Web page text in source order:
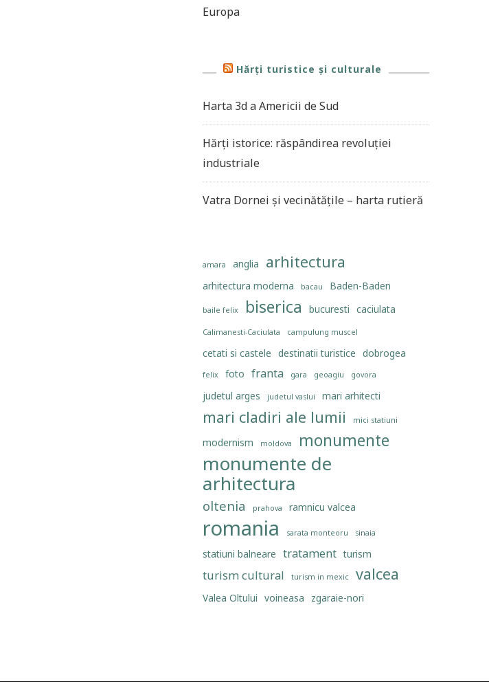
Europa
Hărți turistice și culturale
Harta 3d a Americii de Sud
Hărți istorice: răspândirea revoluției
industriale
Vatra Dornei și vecinătățile – harta rutieră
amara anglia arhitectura
arhitectura moderna bacau Baden-Baden
baile felix biserica bucuresti caciulata
Calimanesti-Caciulata campulung muscel
cetati si castele destinatii turistice dobrogea
felix foto franta gara geoagiu govora
judetul arges judetul vaslui mari arhitecti
mari cladiri ale lumii mici statiuni
modernism moldova monumente
monumente de
arhitectura
oltenia prahova ramnicu valcea
romania sarata monteoru sinaia
statiuni balneare tratament turism
turism cultural turism in mexic valcea
Valea Oltului voineasa zgaraie-nori